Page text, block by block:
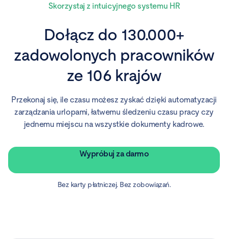
Skorzystaj z intuicyjnego systemu HR
Dołącz do 130.000+
zadowolonych pracowników
ze 106 krajów
Przekonaj się, ile czasu możesz zyskać dzięki automatyzacji
zarządzania urlopami, łatwemu śledzeniu czasu pracy czy
jednemu miejscu na wszystkie dokumenty kadrowe.
Wypróbuj za darmo
Bez karty płatniczej. Bez zobowiązań.